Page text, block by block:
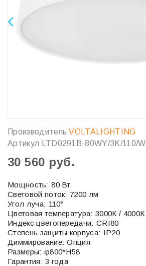
ПроизводительVOLTALIGHTING
Артикул
LTD0291B-80WY/3K/110/W
30 560 руб.
Мощность: 80 Вт
Световой поток: 7200 лм
Угол луча: 110°
Цветовая температура: 3000К / 4000К
Индекс цветопередачи: CRI80
Степень защиты корпуса: IP20
Диммирование: Опция
Размеры: φ800*H58
Гарантия: 3 года